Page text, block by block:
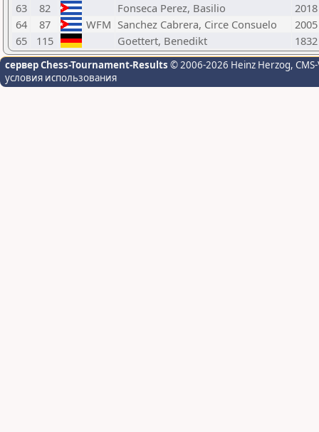
63
82 Fonseca Perez, Basilio
2018
64
87 WFM Sanchez Cabrera, Circe Consuelo
2005
65
115 Goettert, Benedikt 1832
сервер Chess-Tournament-Results © 2006-2026 Heinz Herzog,
условия использования